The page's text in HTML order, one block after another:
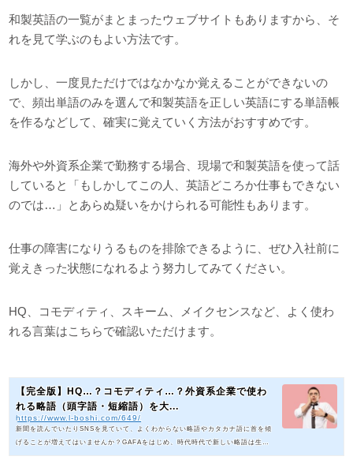
和製英語の一覧がまとまったウェブサイトもありますから、そ
れを見て学ぶのもよい方法です。
しかし、一度見ただけではなかなか覚えることができないの
で、頻出単語のみを選んで和製英語を正しい英語にする単語帳
を作るなどして、確実に覚えていく方法がおすすめです。
海外や外資系企業で勤務する場合、現場で和製英語を使って話
していると「もしかしてこの人、英語どころか仕事もできない
のでは…」とあらぬ疑いをかけられる可能性もあります。
仕事の障害になりうるものを排除できるように、ぜひ入社前に
覚えきった状態になれるよう努力してみてください。
HQ、コモディティ、スキーム、メイクセンスなど、よく使わ
れる言葉はこちらで確認いただけます。
【完全版】HQ…？コモディティ…？外資系企業で使わ
れる略語（頭字語・短縮語）を大...
https://www.l-boshi.com/649/
新聞を読んでいたりSNSを見ていて、よくわからない略語やカタカナ語に首を傾
げることが増えてはいませんか？GAFAをはじめ、時代時代で新しい略語は生ま
れて消えていきますが、きちんと理解しておかないと「この人最近の経済や政治